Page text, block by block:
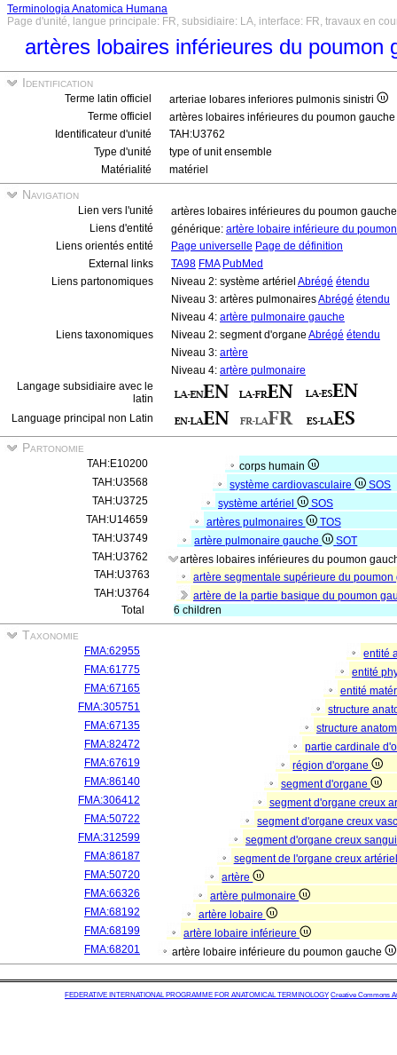
Terminologia Anatomica Humana
Page d'unité, langue principale: FR, subsidiaire: LA, interface: FR, travaux en
artères lobaires inférieures du poumon
Identification
Terme latin officiel
arteriae lobares inferiores pulmonis sinistri
Terme officiel
artères lobaires inférieures du poumon gauche
Identificateur d'unité
TAH:U3762
Type d'unité
type of unit ensemble
Matérialité
matériel
Navigation
Lien vers l'unité
artères lobaires inférieures du poumon
Liens d'entité
générique: artère lobaire inférieure du
Liens orientés entité
Page universelle Page de définition
External links
TA98 FMA PubMed
Liens partonomiques
Niveau 2: système artériel Abrégé étendu
Niveau 3: artères pulmonairesAbrégé étendu
Niveau 4: artère pulmonaire gauche
Liens taxonomiques
Niveau 2: segment d'organe Abrégé étendu
Niveau 3: artère
Niveau 4: artère pulmonaire
Langage subsidiaire avec le
latin
Language principal non Latin
Partonomie
TAH:E10200
corps humain
TAH:U3568
système cardiovasculaire
SOS
TAH:U3725
système artériel
SOS
TAH:U14659
artères pulmonaires
TOS
TAH:U3749
artère pulmonaire gauche
SOT
TAH:U3762
artères lobaires inférieures du poumon
TAH:U3763
artère segmentale supérieure du
TAH:U3764
artère de la partie basique du poumon
Total
6 children
Taxonomie
FMA:62955
entité
FMA:61775
entité
FMA:67165
entité
FMA:305751
structure
FMA:67135
structure
FMA:82472
partie cardinale
FMA:67619
région d'organe
FMA:86140
segment d'organe
FMA:306412
segment d'organe creux
FMA:50722
segment d'organe creux
FMA:312599
segment d'organe creux
FMA:86187
segment de l'organe creux
FMA:50720
artère
FMA:66326
artère pulmonaire
FMA:68192
artère lobaire
FMA:68199
artère lobaire inférieure
FMA:68201
artère lobaire inférieure du poumon gauche
FEDERATIVE INTERNATIONAL PROGRAMME FOR ANATOMICAL TERMINOLOGY Creative Commons